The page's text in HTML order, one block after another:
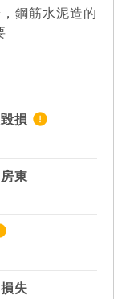
鋼筋水泥造的
損
東
失